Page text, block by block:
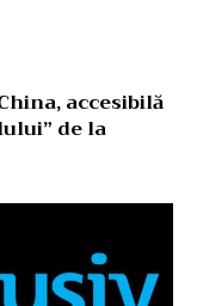
accesibilă
de la